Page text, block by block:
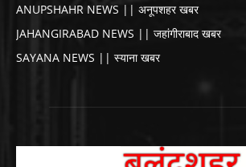
ANUPSHAHR NEWS || अनूपशहर खबर
JAHANGIRABAD NEWS || जहांगीराबाद खबर
SAYANA NEWS || स्याना खबर